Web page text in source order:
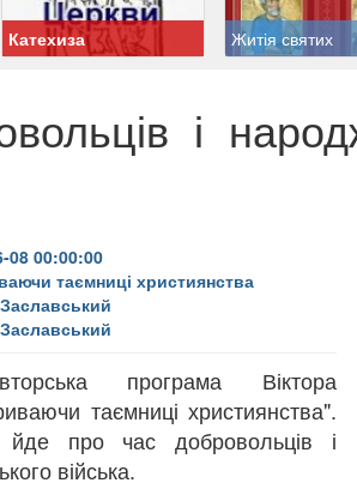
Катехиза Житія святих
і
08 00:00:00
таємниці християнства
програма Віктора
таємниці християнства".
про час добровольців і
війська.